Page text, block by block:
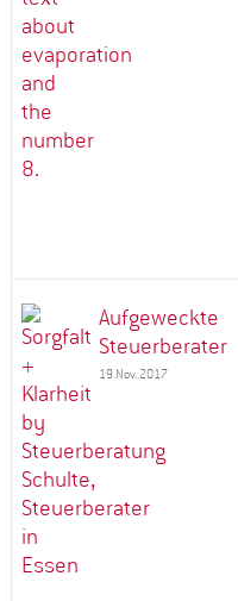
Aufgeweckte
Steuerberater
19.Nov..2017